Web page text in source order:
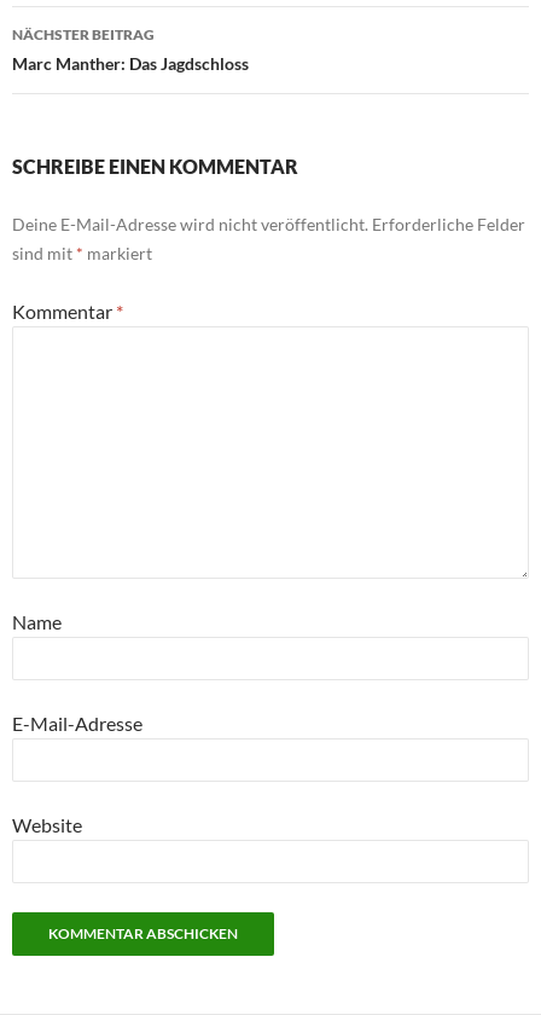
NÄCHSTER BEITRAG
Marc Manther: Das Jagdschloss
SCHREIBE EINEN KOMMENTAR
Deine E-Mail-Adresse wird nicht veröffentlicht. Erforderliche Felder
sind mit * markiert
Kommentar *
Name
E-Mail-Adresse
Website